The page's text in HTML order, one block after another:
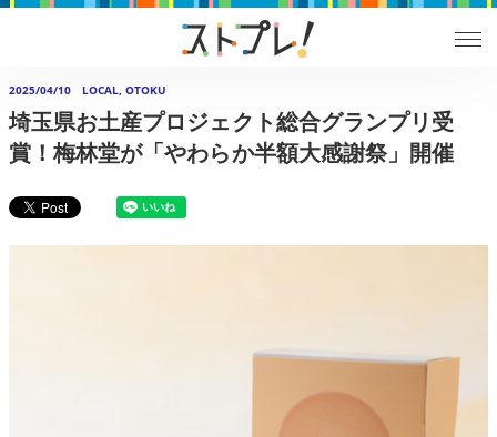
2025/04/10 LOCAL, OTOKU
埼玉県お土産プロジェクト総合グランプリ受
賞！梅林堂が「やわらか半額大感謝祭」開催